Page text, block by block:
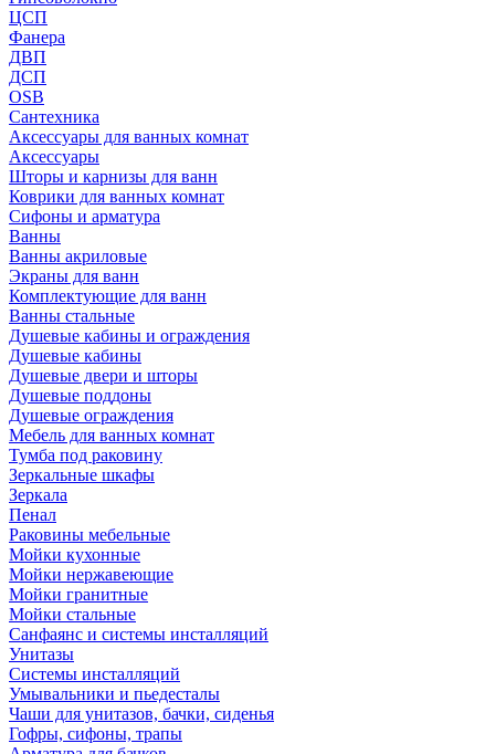
ЦСП
Фанера
ДВП
ДСП
OSB
Сантехника
Аксессуары для ванных комнат
Аксессуары
Шторы и карнизы для ванн
Коврики для ванных комнат
Сифоны и арматура
Ванны
Ванны акриловые
Экраны для ванн
Комплектующие для ванн
Ванны стальные
Душевые кабины и ограждения
Душевые кабины
Душевые двери и шторы
Душевые поддоны
Душевые ограждения
Мебель для ванных комнат
Тумба под раковину
Зеркальные шкафы
Зеркала
Пенал
Раковины мебельные
Мойки кухонные
Мойки нержавеющие
Мойки гранитные
Мойки стальные
Санфаянс и системы инсталляций
Унитазы
Системы инсталляций
Умывальники и пьедесталы
Чаши для унитазов, бачки, сиденья
Гофры, сифоны, трапы